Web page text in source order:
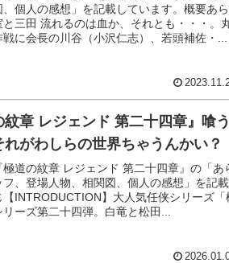
、個人の感想」を記載しています。概要あ
と三田 流れるのは血か、それとも・・・。
に会長の川谷（小沢仁志）、若頭補佐・...
紋章 レジェンド 第二十四章』喰
れがわしらの世界ちゃうんかい？
道の紋章 レジェンド 第二十四章』の「あ
フ、登場人物、相関図、個人の感想」を記
【INTRODUCTION】大人気任侠シリーズ「
ーズ第二十四弾。白竜と松田...